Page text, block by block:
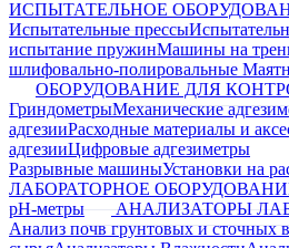
ИСПЫТАТЕЛЬНОЕ
Испытательные прессы
испытание пружинМашины на
шлифовально-полировальные
ОБОРУДОВАНИЕ ДЛЯ
ГриндометрыМеханические
адгезииРасходные материалы и
адгезииЦифровые адгезиметры
Разрывные машиныУстановки на
ЛАБОРАТОРНОЕ
pH-метры
АНАЛИЗАТОРЫ
Анализ почв грунтовых и сточных